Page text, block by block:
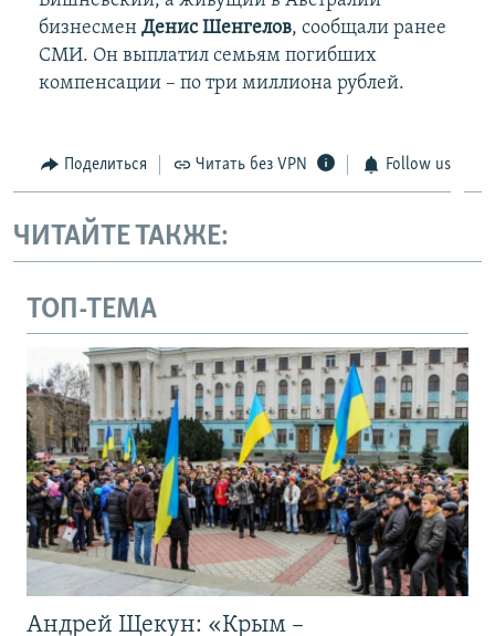
бизнесмен Денис Шенгелов, сообщали ранее
СМИ. Он выплатил семьям погибших
компенсации – по три миллиона рублей.
Поделиться Читать без VPN Follow us
ЧИТАЙТЕ ТАКЖЕ:
ТОП-ТЕМА
Андрей Щекун: «Крым –